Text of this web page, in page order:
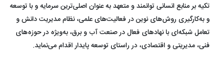
تکیه بر منابع انسانی توانمند و متعهد به عنوان اصلی‌ترین سرمایه و با توسعه
و به‌کارگیری روش‌های نوین در فعالیت‌های علمی، نظام مدیریت دانش و
تعامل شبکه‌ای با نهادهای فعال در صنعت آب و برق، به‌ویژه در حوزه‌های
فنی، مدیریتی و اقتصادی، در راستای توسعه پایدار اقدام می‌نماید.